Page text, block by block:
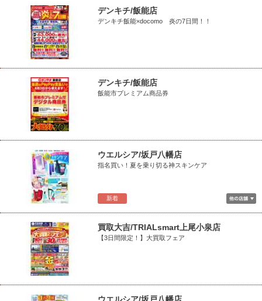
デンキチ/飯能店
デンキチ飯能×docomo 炎の7日間！！
デンキチ/飯能店
飯能市プレミアム商品券
新着
ウエルシア/坂戸八幡店
指名買い！夏を乗り切る神スキンケア
買取大吉/TRIALsmart上尾小泉店
【3日間限定！】大買取フェア